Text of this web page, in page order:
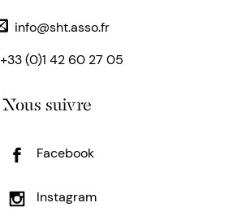
info@sht.asso.fr
+33 (0)1 42 60 27 05
Nous suivre
Facebook
Instagram